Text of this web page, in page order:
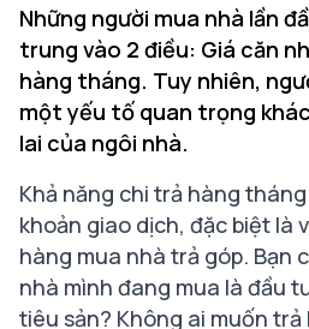
Những người mua nhà lần
trung vào 2 điều: Giá căn
hàng tháng. Tuy nhiên,
một yếu tố quan trọng
lai của ngôi nhà.
Khả năng chi trả hàng
khoản giao dịch, đặc biệt là
hàng mua nhà trả góp. Bạn
nhà mình đang mua là đầu
tiêu sản? Không ai muốn